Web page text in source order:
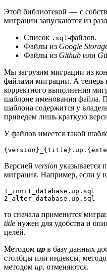
Этой библиотекой — с
миграции запускаются из
Список .sql-файлов.
Файлы из Google
Файлы из Github или
Мы загрузим миграции из
файлами миграции. А теперь
корректного выполнения
шаблоне именования файла.
шаблона содержится у
приведем лишь краткую
У файлов имеется такой
Версией version указывается
миграция. Например, если у
1_innit_database.up.sql
2_alter_database.up.sql
то сначала применится
title нужен для удобства и
целей.
Методом up в базу данных
столбцы или индексы,
методом up, отменяются.